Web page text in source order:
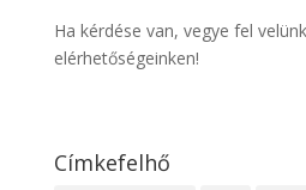
Ha kérdése van, vegye fel
elérhetőségeinken!
Címkefelhő